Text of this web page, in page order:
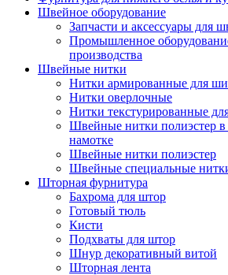
Швейное оборудование
Запчасти и аксессуары для
Промышленное
производства
Швейные нитки
Нитки армированные для
Нитки оверлочные
Нитки текстурированные
Швейные нитки полиэстер
намотке
Швейные нитки полиэстер
Швейные специальные
Шторная фурнитура
Бахрома для штор
Готовый тюль
Кисти
Подхваты для штор
Шнур декоративный витой
Шторная лента